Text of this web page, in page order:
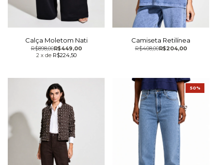
Calça Moletom Nati
R$449,00
R$898,00
2 x de R$224,50
Camiseta Retilínea
R$204,00
R$408,00
50%